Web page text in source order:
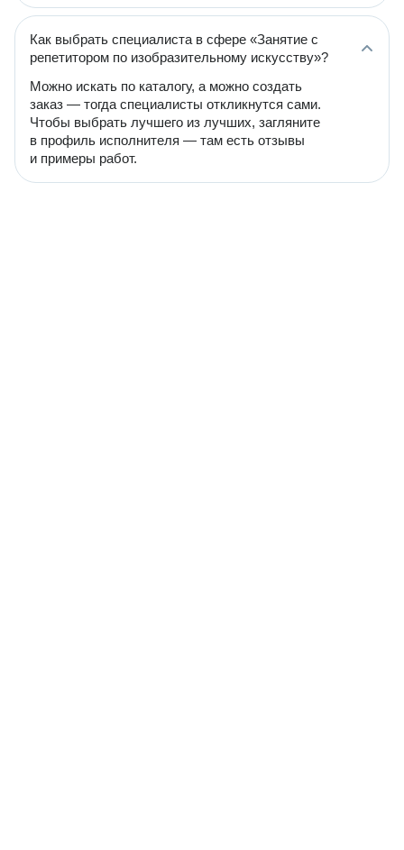
Как выбрать специалиста в сфере «Занятие с
репетитором по изобразительному искусству»?
Можно искать по каталогу, а можно создать
заказ — тогда специалисты откликнутся сами.
Чтобы выбрать лучшего из лучших, загляните
в профиль исполнителя — там есть отзывы
и примеры работ.